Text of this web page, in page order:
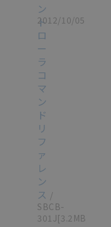
ン
ト
ロ
ー
ラ
コ
マ
ン
ド
リ
フ
ァ
レ
ン
ス /
SBCB-
301J[3.2MB]
2012/10/05